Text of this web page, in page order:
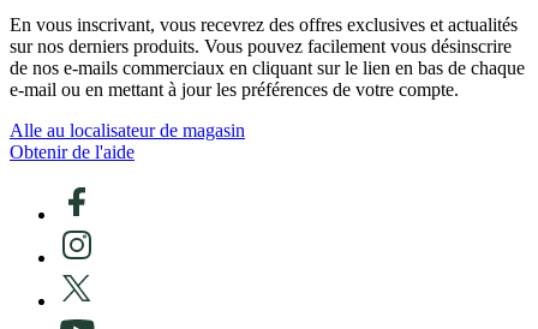
En vous inscrivant, vous recevrez des offres exclusives et actualités
sur nos derniers produits. Vous pouvez facilement vous désinscrire
de nos e-mails commerciaux en cliquant sur le lien en bas de chaque
e-mail ou en mettant à jour les préférences de votre compte.
Alle au localisateur de magasin
Obtenir de l'aide